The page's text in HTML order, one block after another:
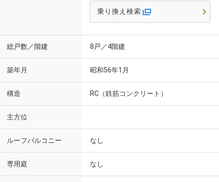
乗り換え検索
総戸数／階建 8戸／4階建
築年月 昭和56年1月
構造 RC（鉄筋コンクリート）
主方位
ルーフバルコニー なし
専用庭 なし